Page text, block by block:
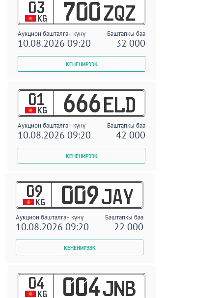
03
KG 700 ZQZ
Аукцион башталган күнү Баштапкы баа
10.08.2026 09:20 32 000
01
KG 666 ELD
Аукцион башталган күнү Баштапкы баа
10.08.2026 09:20 42 000
09
KG 009 JAY
Аукцион башталган күнү Баштапкы баа
10.08.2026 09:20 22 000
04
KG 004 JNB